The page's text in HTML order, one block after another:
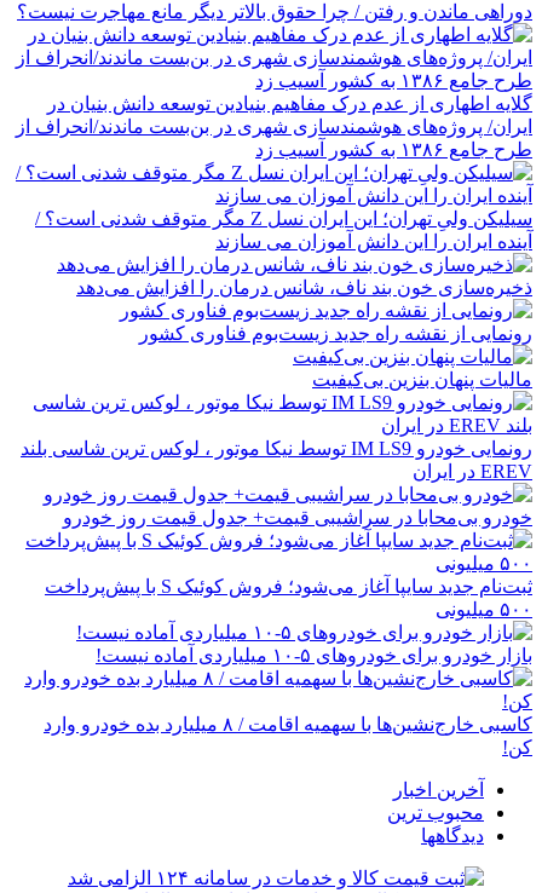
دوراهی ماندن و رفتن / چرا حقوق بالاتر دیگر مانع مهاجرت نیست؟
گلایه اطهاری از عدم درک مفاهیم بنیادین توسعه دانش بنیان در
ایران/ پروژه‌های هوشمندسازی شهری در بن‌بست ماندند/انحراف از
طرح جامع ۱۳۸۶ به کشور آسیب زد
سیلیکن ولیِ تهران؛ این ایران نسل Z مگر متوقف شدنی است؟ /
آینده ایران را این دانش آموزان می سازند
ذخیره‌سازی خون بند ناف، شانس درمان را افزایش می‌دهد
رونمایی از نقشه راه جدید زیست‌بوم فناوری کشور
مالیات پنهان بنزین بی‌کیفیت
رونمایی خودرو IM LS9 توسط نیکا موتور ، لوکس ترین شاسی بلند
EREV در ایران
خودرو بی‌محابا در سراشیبی قیمت+ جدول قیمت روز خودرو
ثبت‌نام جدید سایپا آغاز می‌شود؛ فروش کوئیک S با پیش‌پرداخت
۵۰۰ میلیونی
بازار خودرو برای خودروهای ۵-۱۰ میلیاردی آماده نیست!
کاسبی خارج‌نشین‌ها با سهمیه اقامت / ۸ میلیارد بده خودرو وارد
کن!
آخرین اخبار
محبوب ترین
دیدگاهها